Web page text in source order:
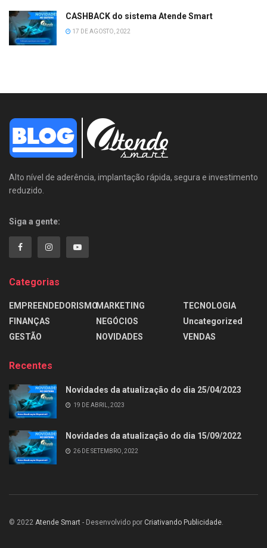
CASHBACK do sistema Atende Smart
17 DE AGOSTO, 2022
Alto nível de aderência, implantação rápida, segura e investimento
reduzido.
Siga a gente:
Categorias
EMPREENDEDORISMO
FINANÇAS
GESTÃO
MARKETING
NEGÓCIOS
NOVIDADES
TECNOLOGIA
Uncategorized
VENDAS
Recentes
Novidades da atualização do dia 25/04/2023
19 DE ABRIL, 2023
Novidades da atualização do dia 15/09/2022
26 DE SETEMBRO, 2022
© 2022 Atende Smart - Desenvolvido por Criativando Publicidade.